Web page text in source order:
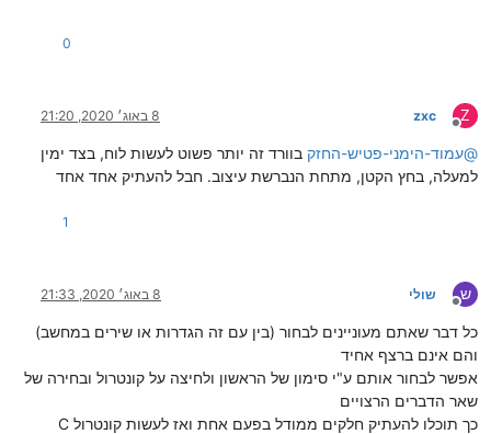
0
Z
מנותק
zxc 8 באוג׳ 2020, 21:20
@עמוד-הימני-פטיש-החזק בוורד זה יותר פשוט לעשות לוח, בצד ימין
למעלה, בחץ הקטן, מתחת הנברשת עיצוב. חבל להעתיק אחד אחד
1
ש
מנותק
שולי 8 באוג׳ 2020, 21:33
כל דבר שאתם מעוניינים לבחור (בין עם זה הגדרות או שירים במחשב)
והם אינם ברצף אחיד
אפשר לבחור אותם ע"י סימון של הראשון ולחיצה על קונטרול ובחירה של
שאר הדברים הרצויים
כך תוכלו להעתיק חלקים ממודל בפעם אחת ואז לעשות קונטרול C